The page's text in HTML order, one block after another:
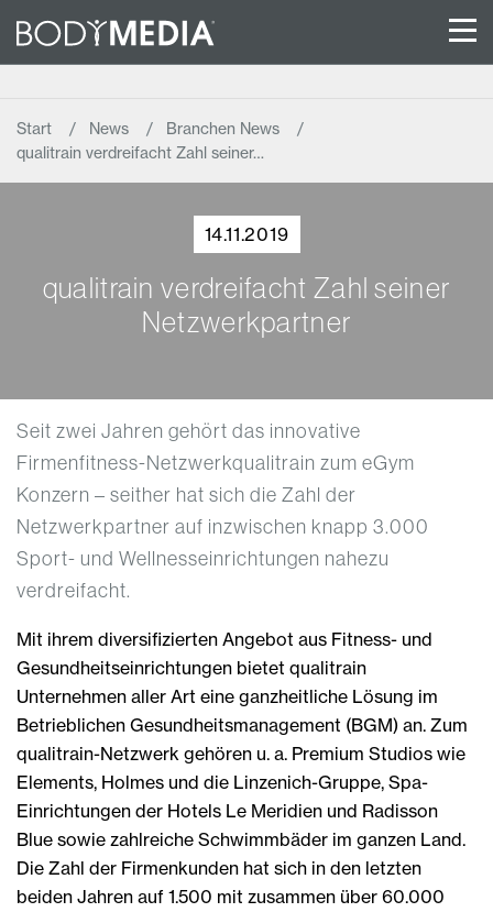
Start News
Branchen News
qualitrain verdreifacht Zahl seiner…
14.11.2019
qualitrain verdreifacht Zahl seiner
Netzwerkpartner
Seit zwei Jahren gehört das innovative
Firmenfitness-Netzwerkqualitrain zum eGym
Konzern – seither hat sich die Zahl der
Netzwerkpartner auf inzwischen knapp 3.000
Sport- und Wellnesseinrichtungen nahezu
verdreifacht.
Mit ihrem diversifizierten Angebot aus Fitness- und
Gesundheitseinrichtungen bietet qualitrain
Unternehmen aller Art eine ganzheitliche Lösung im
Betrieblichen Gesundheitsmanagement (BGM) an. Zum
qualitrain-Netzwerk gehören u. a. Premium Studios wie
Elements, Holmes und die Linzenich-Gruppe, Spa-
Einrichtungen der Hotels Le Meridien und Radisson
Blue sowie zahlreiche Schwimmbäder im ganzen Land.
Die Zahl der Firmenkunden hat sich in den letzten
beiden Jahren auf 1.500 mit zusammen über 60.000